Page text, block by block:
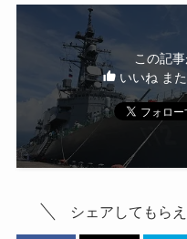
この記
いいね ま
シェアしてもら